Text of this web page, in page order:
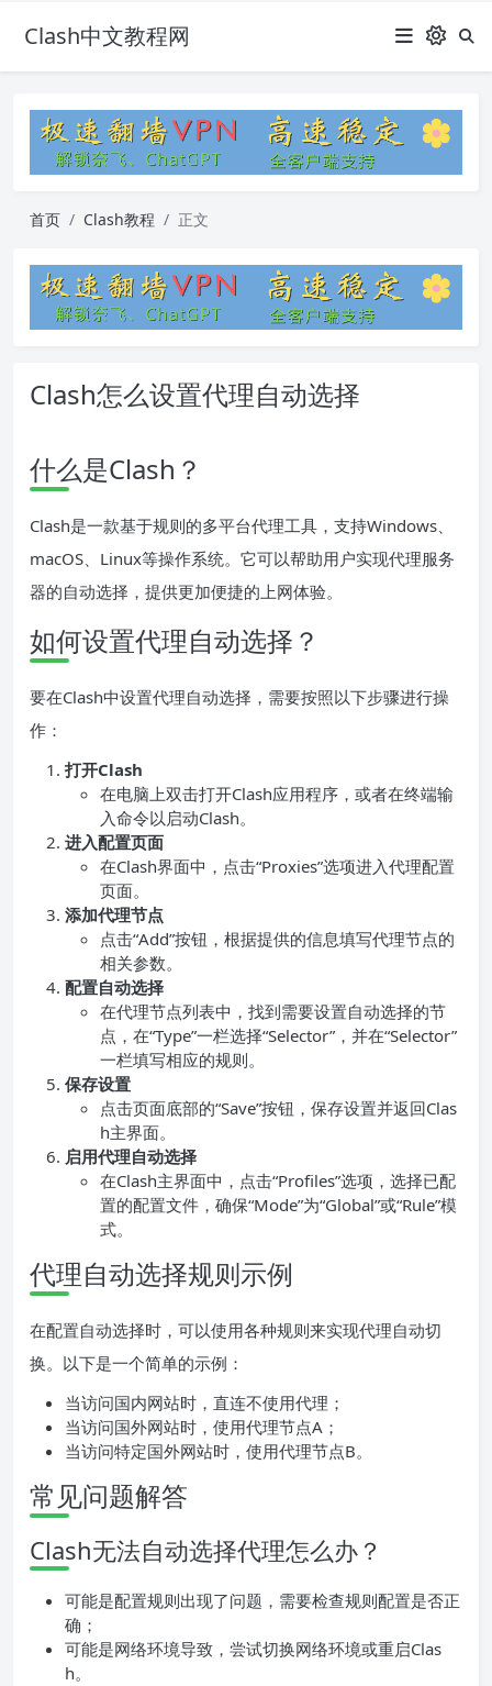
Clash中文教程网
首页 Clash教程 正文
Clash怎么设置代理自动选择
什么是Clash？
Clash是一款基于规则的多平台代理工具，支持Windows、
macOS、Linux等操作系统。它可以帮助用户实现代理服务
器的自动选择，提供更加便捷的上网体验。
如何设置代理自动选择？
要在Clash中设置代理自动选择，需要按照以下步骤进行操
作：
打开Clash
在电脑上双击打开Clash应用程序，或者在终端输
入命令以启动Clash。
进入配置页面
在Clash界面中，点击“Proxies”选项进入代理配置
页面。
添加代理节点
点击“Add”按钮，根据提供的信息填写代理节点的
相关参数。
配置自动选择
在代理节点列表中，找到需要设置自动选择的节
点，在“Type”一栏选择“Selector”，并在“Selector”
一栏填写相应的规则。
保存设置
点击页面底部的“Save”按钮，保存设置并返回Clas
h主界面。
启用代理自动选择
在Clash主界面中，点击“Profiles”选项，选择已配
置的配置文件，确保“Mode”为“Global”或“Rule”模
式。
代理自动选择规则示例
在配置自动选择时，可以使用各种规则来实现代理自动切
换。以下是一个简单的示例：
当访问国内网站时，直连不使用代理；
当访问国外网站时，使用代理节点A；
当访问特定国外网站时，使用代理节点B。
常见问题解答
Clash无法自动选择代理怎么办？
可能是配置规则出现了问题，需要检查规则配置是否正
确；
可能是网络环境导致，尝试切换网络环境或重启Clas
h。